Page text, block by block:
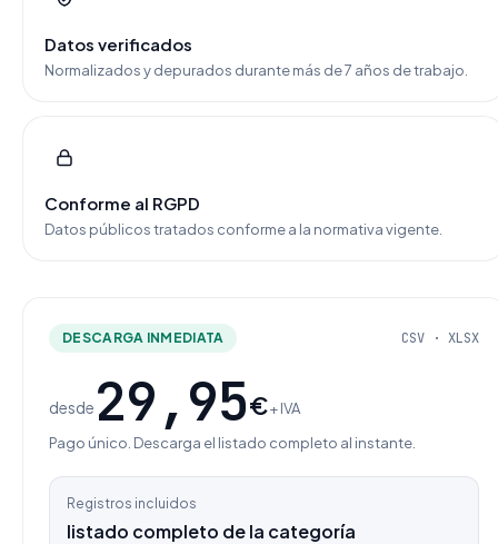
Datos verificados
Normalizados y depurados durante más de 7 años de trabajo.
Conforme al RGPD
Datos públicos tratados conforme a la normativa vigente.
DESCARGA INMEDIATA CSV · XLSX
desde 29,95€+ IVA
Pago único. Descarga el listado completo al instante.
Registros incluidos
listado completo de la categoría